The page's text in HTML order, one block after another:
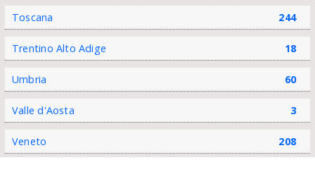
Toscana 244
Trentino Alto Adige 18
Umbria 60
Valle d'Aosta 3
Veneto 208